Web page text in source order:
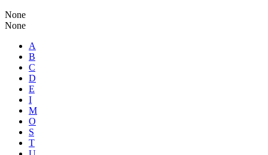
None
None
A
B
C
D
E
I
M
O
S
T